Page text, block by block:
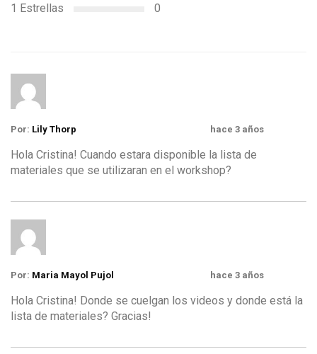
1 Estrellas
0
Por: Lily Thorp hace 3 años
Hola Cristina! Cuando estara disponible la lista de
materiales que se utilizaran en el workshop?
Por: Maria Mayol Pujol hace 3 años
Hola Cristina! Donde se cuelgan los videos y donde está la
lista de materiales? Gracias!